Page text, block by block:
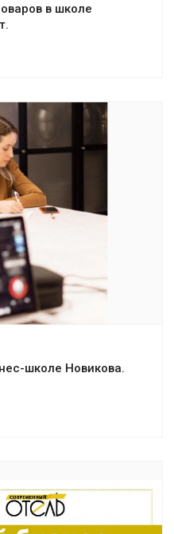
в школе
школе Новикова.